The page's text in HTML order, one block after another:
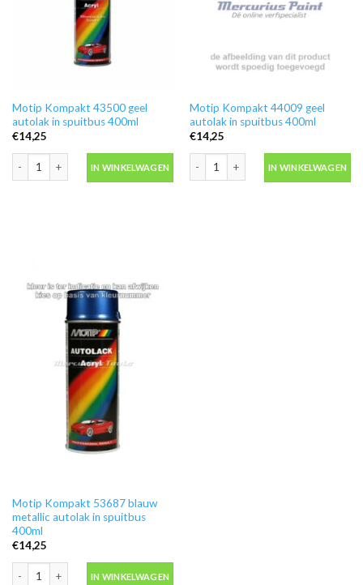
Motip Kompakt 43500 geel
autolak in spuitbus 400ml
€14,25
Motip Kompakt 43500 geel autolak in spuitbus 400ml aantal
IN WINKELWAGEN
Motip Kompakt 44009 geel
autolak in spuitbus 400ml
€14,25
Motip Kompakt 44009 geel autolak
IN WINKELWAGEN
Motip Kompakt 53687 blauw
metallic autolak in spuitbus
400ml
€14,25
Motip Kompakt 53687 blauw metallic autolak in spuitbus 400ml aantal
IN WINKELWAGEN